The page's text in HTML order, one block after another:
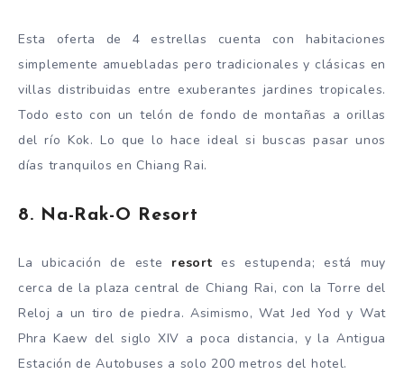
Esta oferta de 4 estrellas cuenta con habitaciones
simplemente amuebladas pero tradicionales y clásicas en
villas distribuidas entre exuberantes jardines tropicales.
Todo esto con un telón de fondo de montañas a orillas
del río Kok. Lo que lo hace ideal si buscas pasar unos
días tranquilos en Chiang Rai.
8. Na-Rak-O Resort
La ubicación de este resort es estupenda; está muy
cerca de la plaza central de Chiang Rai, con la Torre del
Reloj a un tiro de piedra. Asimismo, Wat Jed Yod y Wat
Phra Kaew del siglo XIV a poca distancia, y la Antigua
Estación de Autobuses a solo 200 metros del hotel.